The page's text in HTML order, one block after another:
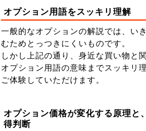
オプション用語をスッキリ理解
一般的なオプションの解説では、い
むためとっつきにくいものです。
しかし上記の通り、身近な買い物と
オプション用語の意味までスッキリ
ご体験していただけます。
オプション価格が変化する原理と
得判断